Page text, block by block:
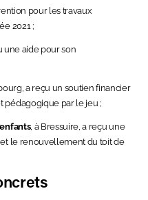
pour les travaux
2021 ;
une aide pour son
a reçu un soutien financier
pédagogique par le jeu ;
, à Bressuire, a reçu une
et le renouvellement du toit de